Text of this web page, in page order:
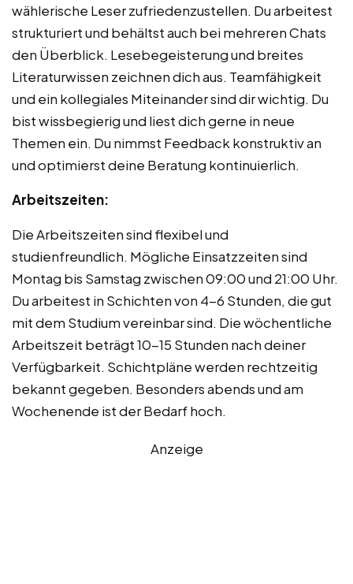
wählerische Leser zufriedenzustellen. Du arbeitest
strukturiert und behältst auch bei mehreren Chats
den Überblick. Lesebegeisterung und breites
Literaturwissen zeichnen dich aus. Teamfähigkeit
und ein kollegiales Miteinander sind dir wichtig. Du
bist wissbegierig und liest dich gerne in neue
Themen ein. Du nimmst Feedback konstruktiv an
und optimierst deine Beratung kontinuierlich.
Arbeitszeiten:
Die Arbeitszeiten sind flexibel und
studienfreundlich. Mögliche Einsatzzeiten sind
Montag bis Samstag zwischen 09:00 und 21:00 Uhr.
Du arbeitest in Schichten von 4-6 Stunden, die gut
mit dem Studium vereinbar sind. Die wöchentliche
Arbeitszeit beträgt 10-15 Stunden nach deiner
Verfügbarkeit. Schichtpläne werden rechtzeitig
bekannt gegeben. Besonders abends und am
Wochenende ist der Bedarf hoch.
Anzeige